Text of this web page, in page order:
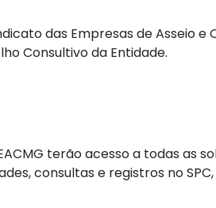
das Empresas de Asseio e
Consultivo da Entidade.
terão acesso a todas as
consultas e registros no